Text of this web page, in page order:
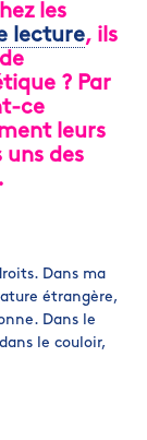
les
lecture, ils
? Par
ce
leurs
uns des
Dans ma
étrangère,
Dans le
le couloir,